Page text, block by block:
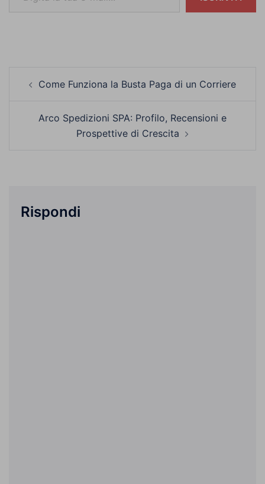
articoloCome Funziona la Busta Paga di un Corriere
Arco Spedizioni SPA: Profilo, Recensioni e
Prospettive di Crescita
Rispondi